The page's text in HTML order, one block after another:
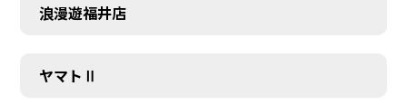
浪漫遊福井店
ヤマトⅡ